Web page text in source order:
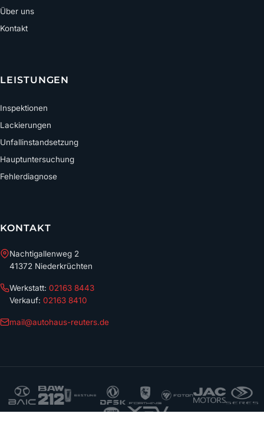
Über uns
Kontakt
LEISTUNGEN
Inspektionen
Lackierungen
Unfallinstandsetzung
Hauptuntersuchung
Fehlerdiagnose
KONTAKT
Nachtigallenweg 2
41372 Niederkrüchten
Werkstatt: 02163 8443
Verkauf: 02163 8410
mail@autohaus-reuters.de